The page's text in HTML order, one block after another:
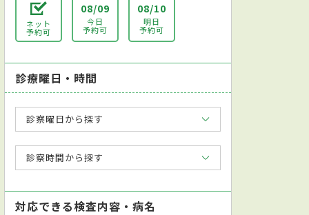
ネット
予約可
08/09
今日
予約可
08/10
明日
予約可
診療曜日・時間
診察曜日から探す
診察時間から探す
対応できる検査内容・病名